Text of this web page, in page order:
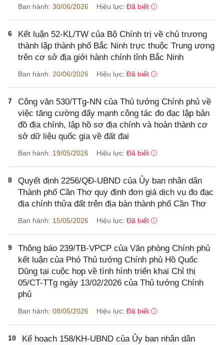
Ban hành: 30/06/2026 Hiệu lực: Đã biết
6
Kết luận 52-KL/TW của Bộ Chính trị về chủ trương
thành lập thành phố Bắc Ninh trực thuộc Trung ương
trên cơ sở địa giới hành chính tỉnh Bắc Ninh
Ban hành: 20/06/2026 Hiệu lực: Đã biết
7
Công văn 530/TTg-NN của Thủ tướng Chính phủ về
việc tăng cường đẩy mạnh công tác đo đạc lập bản
đồ địa chính, lập hồ sơ địa chính và hoàn thành cơ
sở dữ liệu quốc gia về đất đai
Ban hành: 19/05/2026 Hiệu lực: Đã biết
8
Quyết định 2256/QĐ-UBND của Ủy ban nhân dân
Thành phố Cần Thơ quy định đơn giá dịch vụ đo đạc
địa chính thửa đất trên địa bàn thành phố Cần Thơ
Ban hành: 15/05/2026 Hiệu lực: Đã biết
9
Thông báo 239/TB-VPCP của Văn phòng Chính phủ
kết luận của Phó Thủ tướng Chính phủ Hồ Quốc
Dũng tại cuộc họp về tình hình triển khai Chỉ thị
05/CT-TTg ngày 13/02/2026 của Thủ tướng Chính
phủ
Ban hành: 08/05/2026 Hiệu lực: Đã biết
10
Kế hoạch 158/KH-UBND của Ủy ban nhân dân